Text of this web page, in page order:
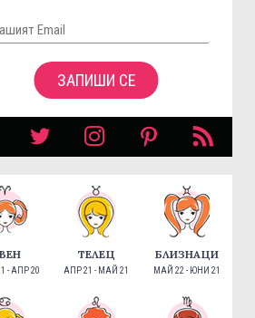
ЗАПИШИ СЕ
- АПР 20
ТЕЛЕЦ
АПР 21 - МАЙ 21
БЛИЗНАЦИ
МАЙ 22 - ЮНИ 21